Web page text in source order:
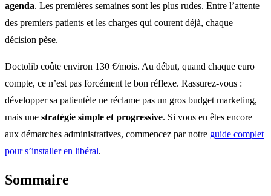
agenda. Les premières semaines sont les plus rudes. Entre l’attente
des premiers patients et les charges qui courent déjà, chaque
décision pèse.
Doctolib coûte environ 130 €/mois. Au début, quand chaque euro
compte, ce n’est pas forcément le bon réflexe. Rassurez-vous :
développer sa patientèle ne réclame pas un gros budget marketing,
mais une stratégie simple et progressive. Si vous en êtes encore
aux démarches administratives, commencez par notre guide complet
pour s’installer en libéral.
Sommaire